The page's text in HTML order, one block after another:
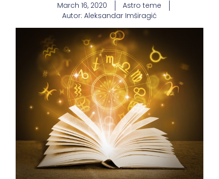
March 16, 2020
Astro teme
Autor: Aleksandar Imširagić